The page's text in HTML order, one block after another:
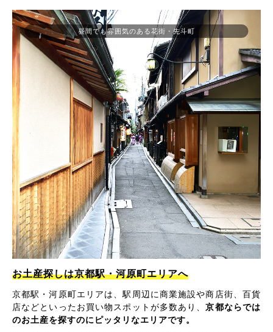
昼間でも雰囲気のある花街・先斗町
お土産探しは京都駅・河原町エリアへ
京都駅・河原町エリアは、駅周辺に商業施設や商店街、百貨
店などといったお買い物スポットが多数あり、京都ならでは
のお土産を探すのにピッタリなエリアです。